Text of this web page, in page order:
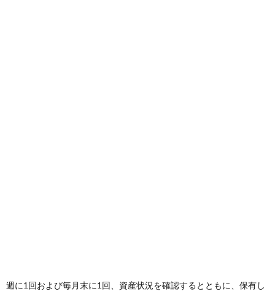
週に1回および毎月末に1回、資産状況を確認するとともに、保有し